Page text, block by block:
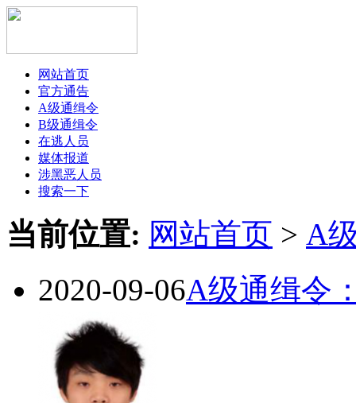
网站首页
官方通告
A级通缉令
B级通缉令
在逃人员
媒体报道
涉黑恶人员
搜索一下
当前位置: 网站首页 > A
2020-09-06A级通缉令